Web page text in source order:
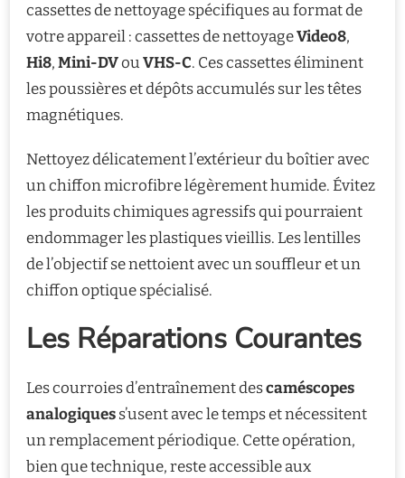
cassettes de nettoyage spécifiques au format de
votre appareil : cassettes de nettoyageVideo8,
Hi8,Mini-DVouVHS-C. Ces cassettes éliminent
les poussières et dépôts accumulés sur les têtes
magnétiques.
Nettoyez délicatement l’extérieur du boîtier avec
un chiffon microfibre légèrement humide. Évitez
les produits chimiques agressifs qui pourraient
endommager les plastiques vieillis. Les lentilles
de l’objectif se nettoient avec un souffleur et un
chiffon optique spécialisé.
Les Réparations Courantes
Les courroies d’entraînement descaméscopes
analogiquess’usent avec le temps et nécessitent
un remplacement périodique. Cette opération,
bien que technique, reste accessible aux